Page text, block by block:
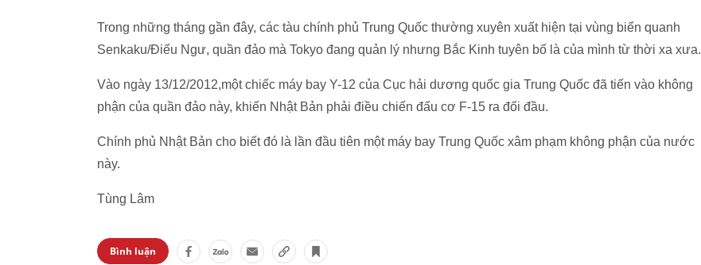
Trong những tháng gần đây, các tàu chính phủ Trung Quốc thường xuyên xuất hiện tại vùng biển quanh
Senkaku/Điếu Ngư, quần đảo mà Tokyo đang quản lý nhưng Bắc Kinh tuyên bố là của mình từ thời xa xưa.
Vào ngày 13/12/2012,một chiếc máy bay Y-12 của Cục hải dương quốc gia Trung Quốc đã tiến vào không
phận của quần đảo này, khiến Nhật Bản phải điều chiến đấu cơ F-15 ra đối đầu.
Chính phủ Nhật Bản cho biết đó là lần đầu tiên một máy bay Trung Quốc xâm phạm không phận của nước
này.
Tùng Lâm
Bình luận